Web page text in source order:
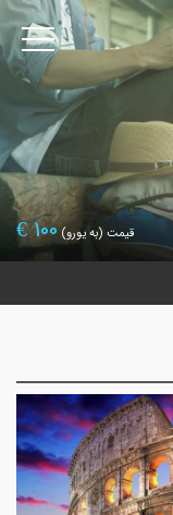
قیمت (به یورو) 100
€